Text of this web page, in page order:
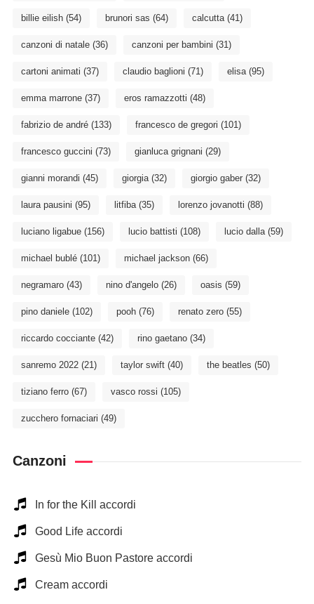
billie eilish(54) brunori sas (64) calcutta(41)
canzoni di natale(36) canzoni per bambini (31)
cartoni animati (37) claudio baglioni (71) elisa(95)
emma marrone(37) eros ramazzotti (48)
fabrizio de andré(133) francesco de gregori (101)
francesco guccini (73) gianluca grignani (29)
gianni morandi (45) giorgia(32) giorgio gaber(32)
laura pausini (95) litfiba(35) lorenzo jovanotti (88)
luciano ligabue(156) lucio battisti (108) lucio dalla(59)
michael bublé(101) michael jackson(66)
negramaro(43) nino d'angelo(26) oasis (59)
pino daniele(102) pooh(76) renato zero(55)
riccardo cocciante(42) rino gaetano(34)
sanremo 2022(21) taylor swift(40) the beatles (50)
tiziano ferro(67) vasco rossi (105)
zucchero fornaciari (49)
Canzoni
In for the Kill accordi
Good Life accordi
Gesù Mio Buon Pastore accordi
Cream accordi